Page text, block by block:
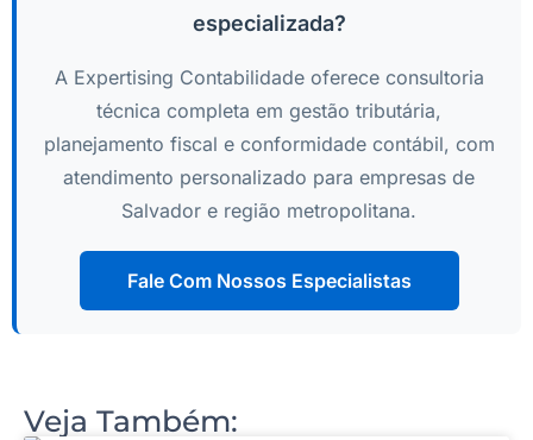
especializada?
A Expertising Contabilidade oferece consultoria
técnica completa em gestão tributária,
planejamento fiscal e conformidade contábil, com
atendimento personalizado para empresas de
Salvador e região metropolitana.
Fale Com Nossos Especialistas
Veja Também: